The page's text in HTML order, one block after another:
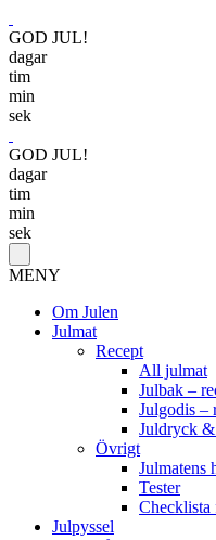
GOD JUL!
dagar
tim
min
sek
GOD JUL!
dagar
tim
min
sek
MENY
Om Julen
Julmat
Recept
All julmat
Julbak –
Julgodis –
Juldryck
Övrigt
Julmatens
Tester
Julpyssel